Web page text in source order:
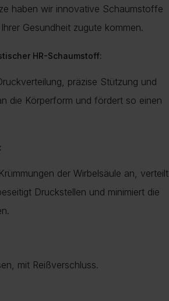
haben wir innovative Schaumstoffe
Gesundheit zugute kommen.
HR-Schaumstoff:
präzise Stützung und
die Körperform und fördert so einen
der Wirbelsäule an, verteilt
Druckstellen und minimiert die
mit Reißverschluss.